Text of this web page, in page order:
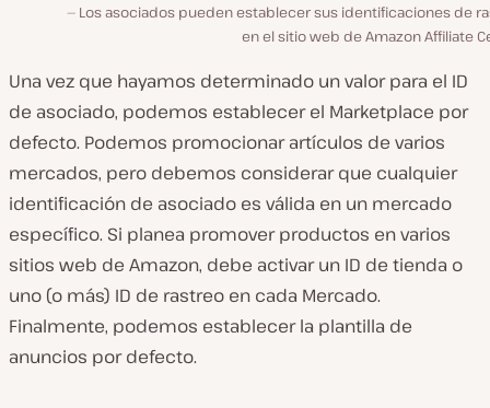
Los asociados pueden establecer sus identificaciones de
en el sitio web de Amazon Affiliate
Una vez que hayamos determinado un valor para el ID
de asociado, podemos establecer el Marketplace por
defecto. Podemos promocionar artículos de varios
mercados, pero debemos considerar que cualquier
identificación de asociado es válida en un mercado
específico. Si planea promover productos en varios
sitios web de Amazon, debe activar un ID de tienda o
uno (o más) ID de rastreo en cada Mercado.
Finalmente, podemos establecer la plantilla de
anuncios por defecto.